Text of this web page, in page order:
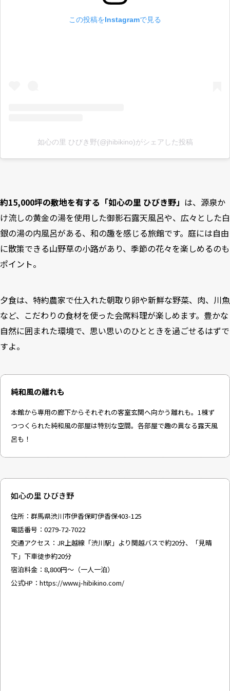
この投稿をInstagramで見る
如心の里 ひびき野(@jhibikino)がシェアした投稿
約15,000坪の敷地を有する「如心の里 ひびき野」 は、源泉か
け流しの黄金の湯を使用した御影石露天風呂や、広々とした白
銀の湯の内風呂がある、和の趣を感じる旅館です。庭には自由
に散策できる山野草の小路があり、季節の花々を楽しめるのも
ポイント。
夕食は、特約農家で仕入れた朝取り卵や新鮮な野菜、肉、川魚
など、こだわりの食材を使った会席料理が楽しめます。豊かな
自然に囲まれた環境で、思い思いのひとときを過ごせるはずで
すよ。
純和風の離れも
本館から専用の廊下からそれぞれの客室玄関へ向かう離れも。1棟ず
つつくられた純和風の部屋は特別な空間。各部屋で趣の異なる露天風
呂も！
如心の里 ひびき野
住所：群馬県渋川市伊香保町伊香保403-125
電話番号：0279-72-7022
交通アクセス：JR上越線「渋川駅」より関越バスで約20分、「見晴
下」下車徒歩約20分
宿泊料金：8,800円〜（一人一泊）
公式HP： https://www.j-hibikino.com/